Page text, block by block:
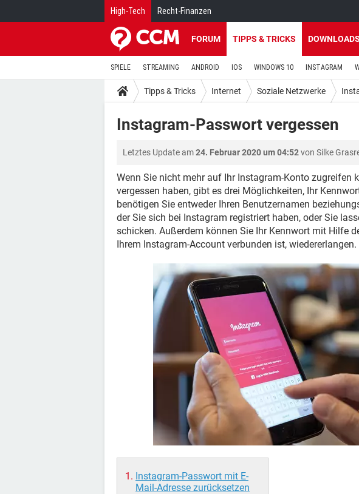
High-Tech Recht-Finanzen
FORUM TIPPS & TRICKS DOWNLOADS
SPIELE STREAMING ANDROID IOS WINDOWS 10 INSTAGRAM
Tipps & Tricks Internet Soziale Netzwerke
Instagram-Passwort vergessen
Letztes Update am24. Februar 2020 um 04:52von Silke
Wenn Sie nicht mehr auf Ihr Instagram-Konto zugreifen
vergessen haben, gibt es drei Möglichkeiten, Ihr
benötigen Sie entweder Ihren Benutzernamen
der Sie sich bei Instagram registriert haben, oder Sie
schicken. Außerdem können Sie Ihr Kennwort mit Hilfe
Ihrem Instagram-Account verbunden ist, wiedererlangen.
Instagram-Passwort mit E-
Mail-Adresse zurücksetzen